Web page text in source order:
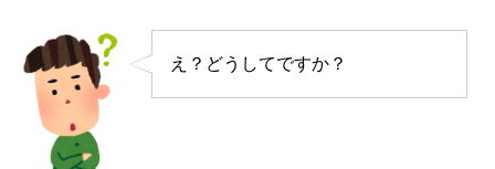
え？どうしてですか？